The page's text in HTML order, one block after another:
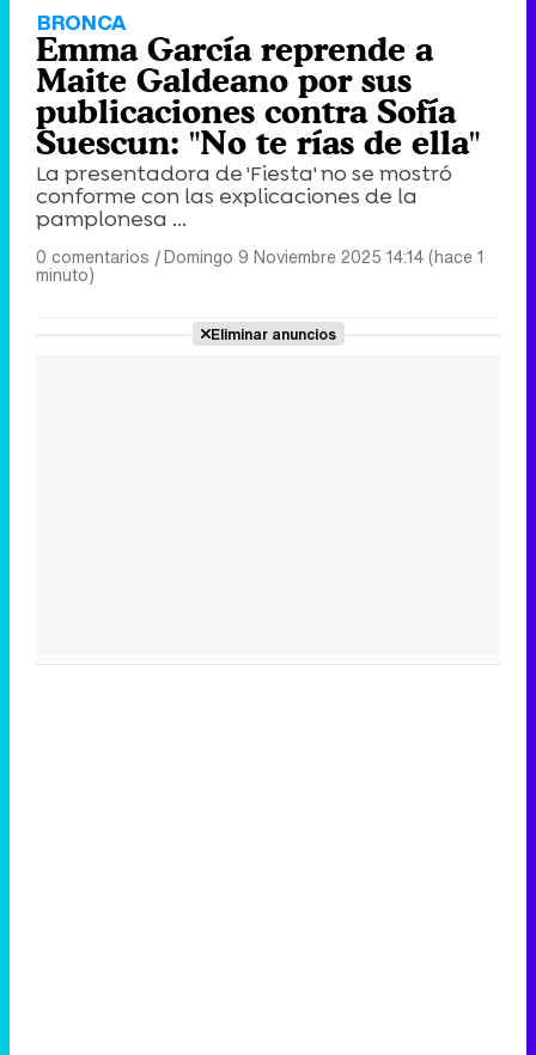
BRONCA
Emma García reprende a
Maite Galdeano por sus
publicaciones contra Sofía
Suescun: "No te rías de ella"
La presentadora de 'Fiesta' no se mostró
conforme con las explicaciones de la
pamplonesa ...
0 comentarios |Domingo 9 Noviembre 2025 14:14 (hace 1
minuto)
Eliminar anuncios